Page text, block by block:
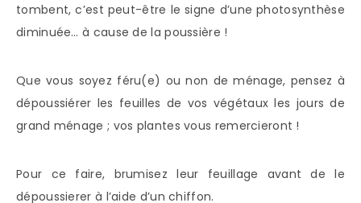
tombent, c’est peut-être le signe d’une photosynthèse
diminuée… à cause de la poussière !
Que vous soyez féru(e) ou non de ménage, pensez à
dépoussiérer les feuilles de vos végétaux les jours de
grand ménage ; vos plantes vous remercieront !
Pour ce faire, brumisez leur feuillage avant de le
dépoussierer à l’aide d’un chiffon.